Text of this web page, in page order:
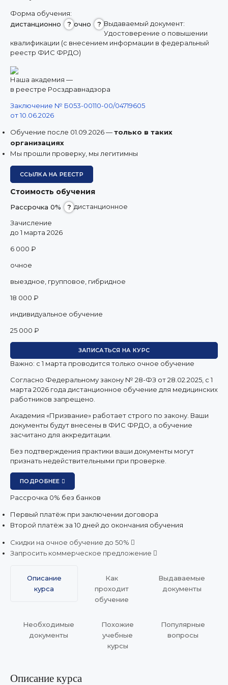
amo@24amo.ru
Форма обучения:
дистанционно
? очно ? Выдаваемый документ:
Удостоверение о повышении
квалификации (с внесением информации в федеральный
реестр ФИС ФРДО)
Наша академия —
в реестре Росздравнадзора
Заключение № Б053-00110-00/04719605
от 10.06.2026
Обучение после 01.09.2026 —только в таких
организациях
Мы прошли проверку, мы легитимны
ССЫЛКА НА РЕЕСТР
Стоимость обучения
Рассрочка 0% ? дистанционное
Зачисление
до 1 марта 2026
6 000 ₽
очное
выездное, групповое, гибридное
18 000 ₽
индивидуальное обучение
25 000 ₽
ЗАПИСАТЬСЯ НА КУРС
Важно: с 1 марта проводится только очное обучение
Согласно Федеральному закону № 28-ФЗ от 28.02.2025, с 1
марта 2026 года дистанционное обучение для медицинских
работников запрещено.
Академия «Призвание» работает строго по закону. Ваши
документы будут внесены в ФИС ФРДО, а обучение
засчитано для аккредитации.
Без подтверждения практики ваши документы могут
признать недействительными при проверке
ПОДРОБНЕЕ
Рассрочка 0% без банков
Первый платёж при заключении договора
Второй платёж за 10 дней до окончания обучения
Скидки на очное обучение до 50%
Запросить коммерческое предложение
Описание
курса
Как
проходит
обучение
Выдаваемые
документы
Необходимые
документы
Похожие
учебные
курсы
Популярные
вопросы
Описание курса